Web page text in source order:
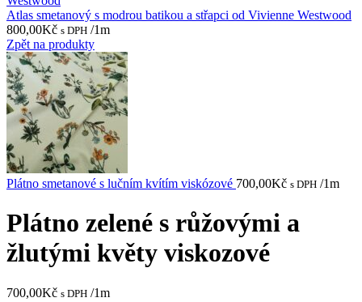
Atlas smetanový s modrou batikou a střapci od Vivienne Westwood
800,00Kč s DPH /1m
Zpět na produkty
Plátno smetanové s lučním kvítím viskózové 700,00Kč s DPH /1m
Plátno zelené s růžovými a
žlutými květy viskozové
700,00Kč s DPH /1m